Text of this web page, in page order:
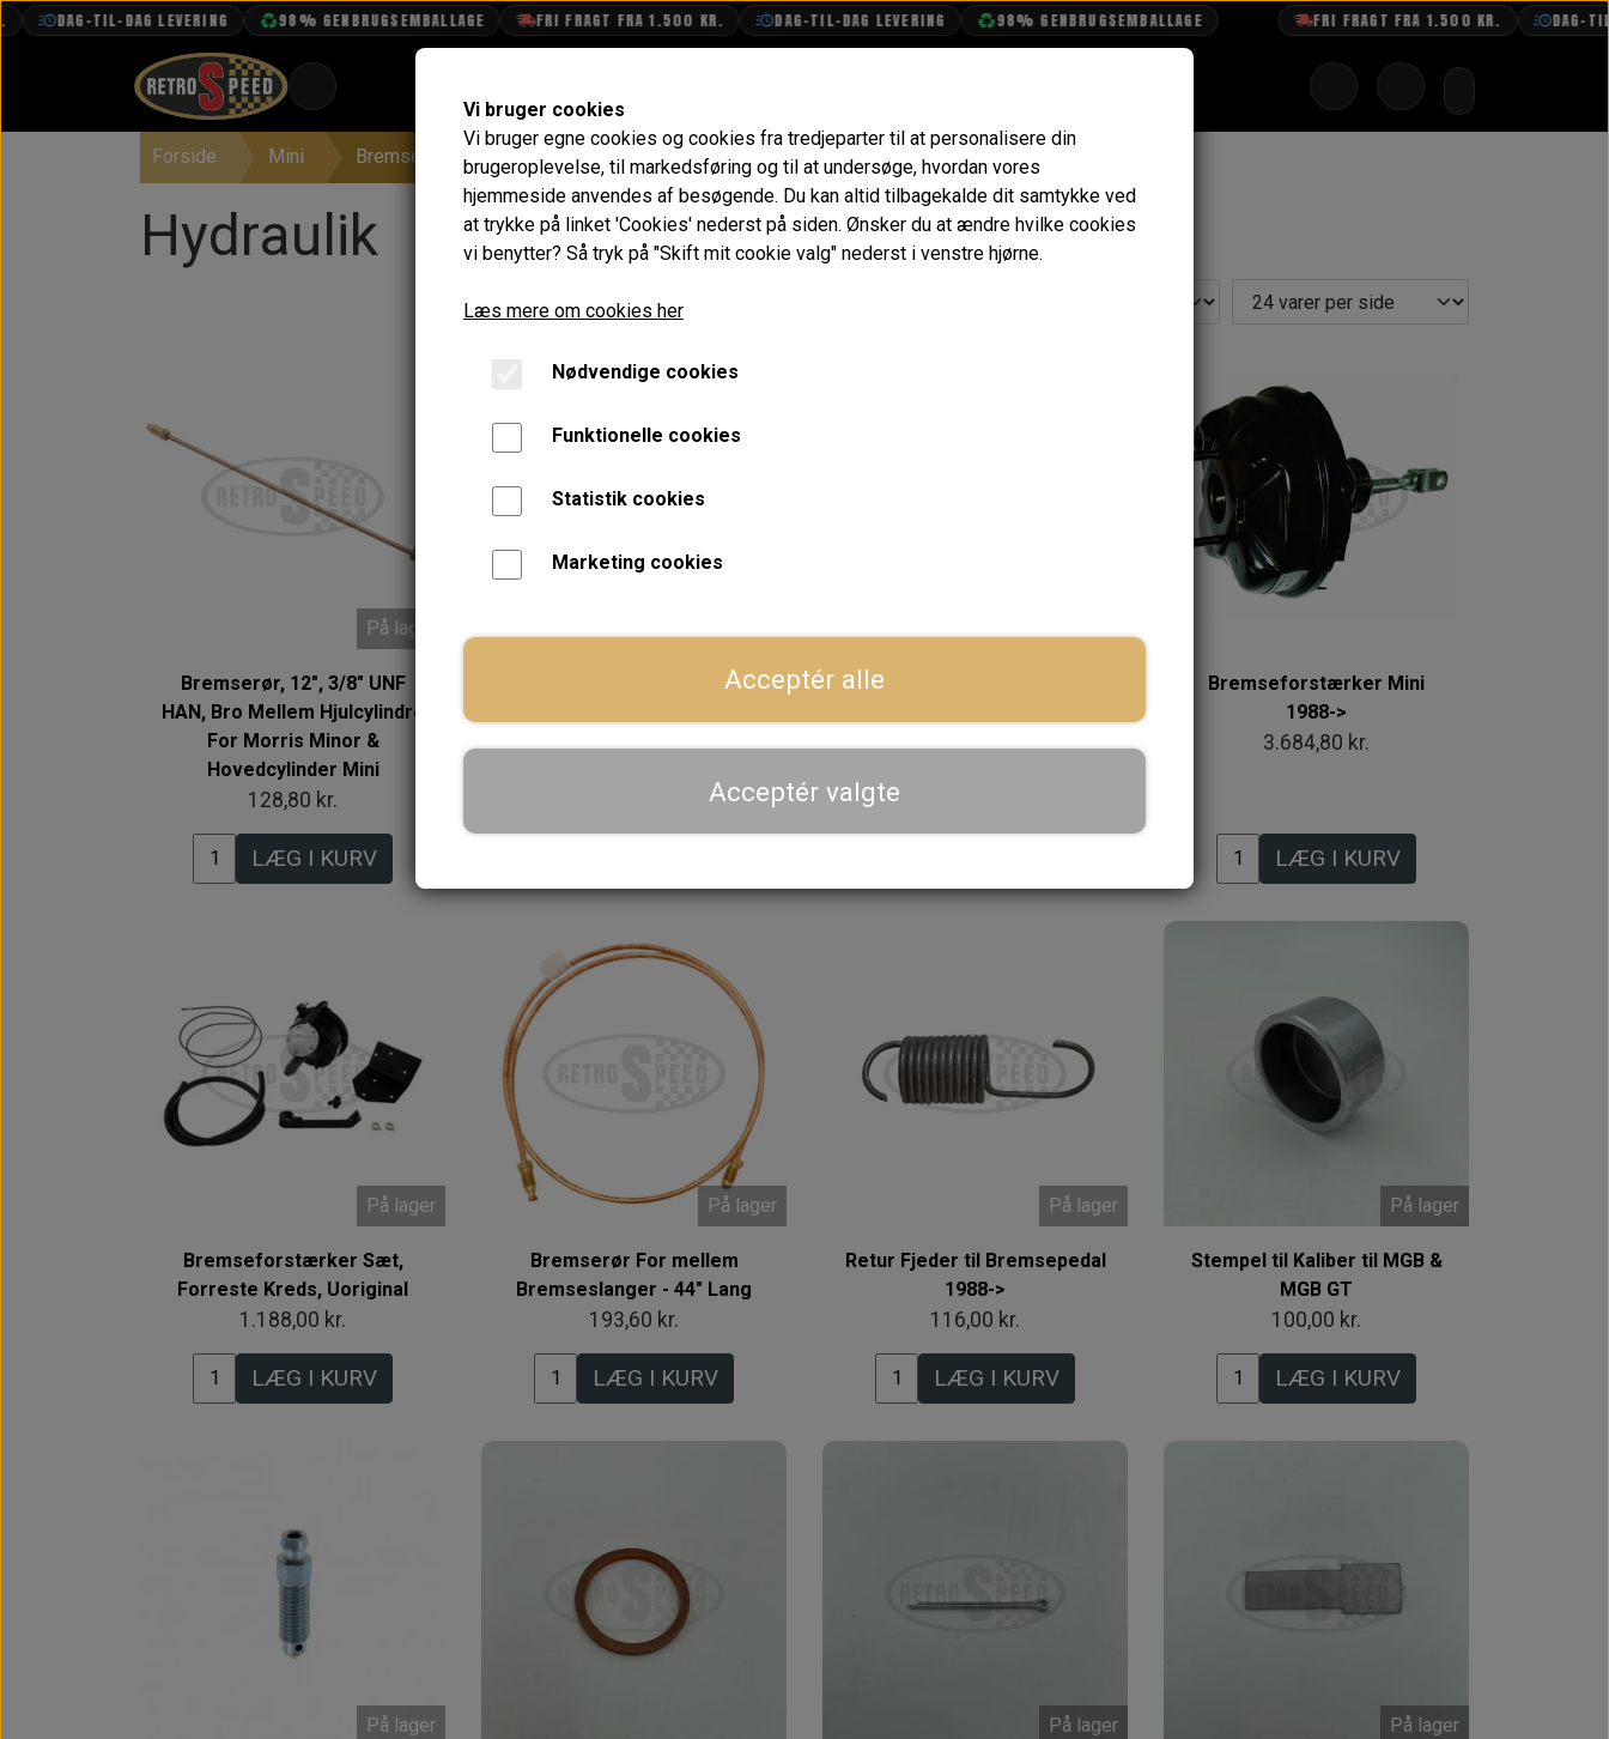
DAG-TIL-DAG LEVERING 98% GENBRUGSEMBALLAGE FRI FRAGT FRA 1.500 KR. DAG-TIL-DAG LEVERING 98% GENBRUGSEMBALLAGE FRI FRAGT FRA 1.500 KR. DAG-TIL-DAG
PROJEKTER
TEKNISK DATA
Forside Mini Bremser Hydraulik
Hydraulik
Forrige side
På lager
Bremserør, 12", 3/8" UNF
HAN, Bro Mellem Hjulcylindre
For Morris Minor &
Hovedcylinder Mini
128,80 kr.
LÆG I KURV
Intet billede
Rear Wheel Cylinder Circlip
128,00 kr.
Blænd Plade til Torpedoplade,
Bremseforstærker Mini
1988->
3.684,80 kr.
LÆG I KURV
På lager
Bremseforstærker Sæt,
Forreste Kreds, Uoriginal
1.188,00 kr.
LÆG I KURV
På lager
Bremserør For mellem
Bremseslanger - 44" Lang
193,60 kr.
LÆG I KURV
På lager
Retur Fjeder til Bremsepedal
1988->
116,00 kr.
LÆG I KURV
På lager
Stempel til Kaliber til MGB &
MGB GT
100,00 kr.
LÆG I KURV
På lager På lager På lager
Vi bruger cookies
Vi bruger egne cookies og cookies fra tredjeparter til at personalisere din
brugeroplevelse, til markedsføring og til at undersøge, hvordan vores
hjemmeside anvendes af besøgende. Du kan altid tilbagekalde dit samtykke ved
at trykke på linket 'Cookies' nederst på siden. Ønsker du at ændre hvilke cookies
vi benytter? Så tryk på "Skift mit cookie valg" nederst i venstre hjørne.
Læs mere om cookies her
Nødvendige cookies
Funktionelle cookies
Statistik cookies
Marketing cookies
Acceptér alle
Acceptér valgte